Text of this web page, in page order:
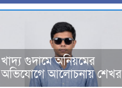
খাদ্য গুদামে অনিয়মের
অভিযোগে আলোচনায় শেখর